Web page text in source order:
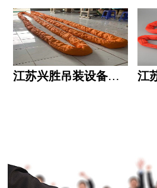
江苏兴胜吊装设备有限公司五大透明